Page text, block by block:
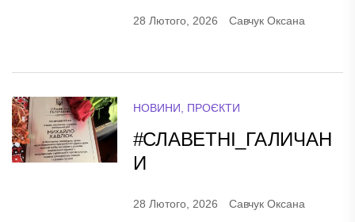
28 Лютого, 2026 Савчук Оксана
НОВИНИ ПРОЄКТИ
#СЛАВЕТНІ_ГАЛИЧАН
И
28 Лютого, 2026 Савчук Оксана